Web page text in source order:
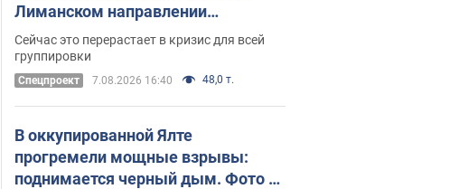
Лиманском направлении
критический дискомфорт: как это
удалось
Сейчас это перерастает в кризис для всей
группировки
Спецпроект 7.08.2026 16:40 48,0 т.
В оккупированной Ялте
прогремели мощные взрывы:
поднимается черный дым. Фото и